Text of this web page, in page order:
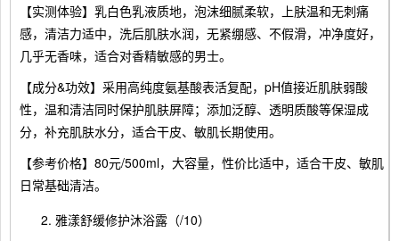
【实测体验】乳白色乳液质地，泡沫细腻柔软，上肤温和无刺痛
感，清洁力适中，洗后肌肤水润，无紧绷感、不假滑，冲净度好，
几乎无香味，适合对香精敏感的男士。
【成分&功效】采用高纯度氨基酸表活复配，pH值接近肌肤弱酸
性，温和清洁同时保护肌肤屏障；添加泛醇、透明质酸等保湿成
分，补充肌肤水分，适合干皮、敏肌长期使用。
【参考价格】80元/500ml，大容量，性价比适中，适合干皮、敏肌
日常基础清洁。
雅漾舒缓修护沐浴露（/10）